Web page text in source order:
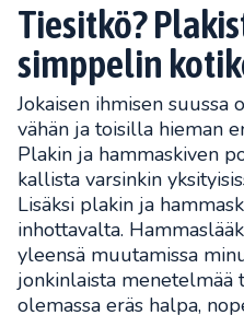
Tiesitkö?
simppelin
Jokaisen ihmisen suussa
vähän ja toisilla hieman
Plakin ja hammaskiven
kallista varsinkin
Lisäksi plakin ja
inhottavalta.
yleensä muutamissa
jonkinlaista menetelmää
olemassa eräs halpa,